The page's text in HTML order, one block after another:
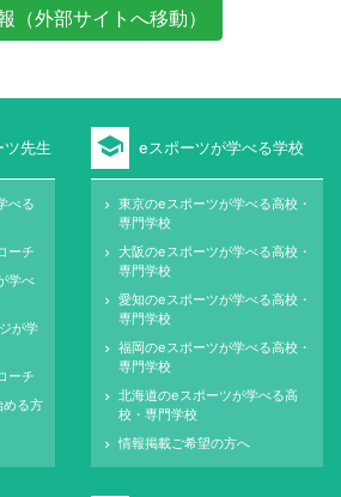
（外部サイトへ移動）
ツ先生
べる
ーチ
学べ
が学
ーチ
める方
school eスポーツが学べる学校
keyboard_arrow_right
東京のeスポーツが学べる高校・
専門学校
keyboard_arrow_right
大阪のeスポーツが学べる高校・
専門学校
keyboard_arrow_right
愛知のeスポーツが学べる高校・
専門学校
keyboard_arrow_right
福岡のeスポーツが学べる高校・
専門学校
keyboard_arrow_right
北海道のeスポーツが学べる高
校・専門学校
keyboard_arrow_right 情報掲載ご希望の方へ